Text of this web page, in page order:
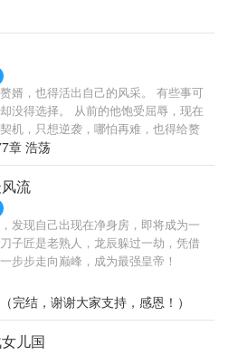
，绝对值得一读。 人生就是一场修
己的道，升迁有道，自能平步青云，
沉浮，终于找到自己的升迁之道，走
刀出品，必属精品。
婿，也得活出自己的风采。 有些事可
没得选择。 从前的他饱受屈辱，现在
机，只想逆袭，哪怕再难，也得给赘
一趟，不能留有遗憾。 美人，江山，
章 浩荡
流
发现自己出现在净身房，即将成为一
子匠是老熟人，龙辰躲过一劫，凭借
步步走向巅峰，成为最强皇帝！
完结，谢谢大家支持，感恩！）
儿国